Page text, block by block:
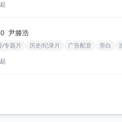
尹滕浩
/专题片 历史/纪录片 广告配音 旁白